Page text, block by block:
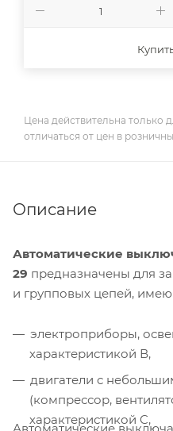
Цена действительна только
отличаться от цен в
Описание
Автоматические
29 предназначены для
и групповых цепей,
электроприборы,
характеристикой В,
двигатели с
(компрессор,
характеристикой C,